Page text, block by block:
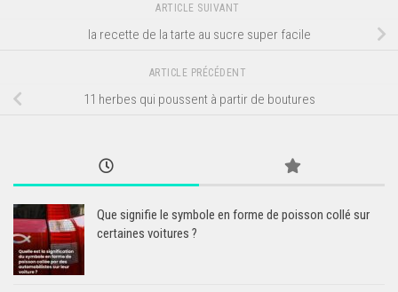
ARTICLE SUIVANT
la recette de la tarte au sucre super facile
ARTICLE PRÉCÉDENT
11 herbes qui poussent à partir de boutures
Que signifie le symbole en forme de poisson collé sur
certaines voitures ?